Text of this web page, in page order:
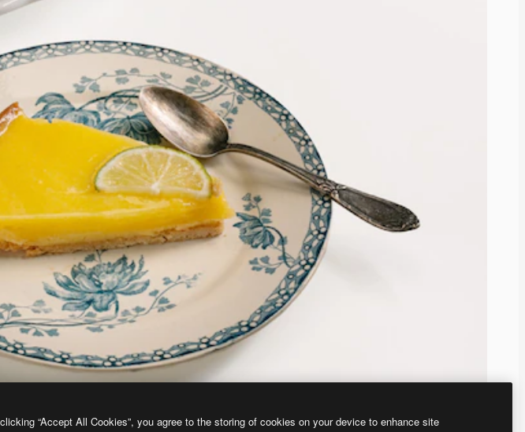
“Accept All Cookies”, you agree to the storing of cookies on your device to enhance site